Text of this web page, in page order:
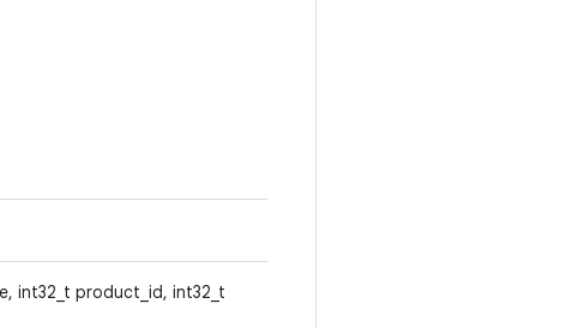
int32_t product_id, int32_t